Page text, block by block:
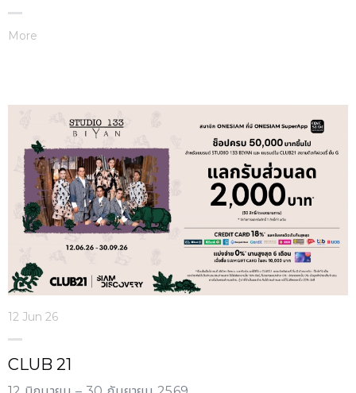
More
12 Jun 26
CLUB 21